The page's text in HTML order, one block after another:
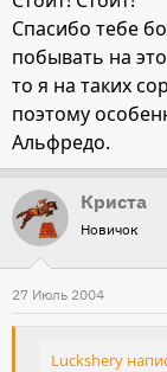
Спасибо тебе
побывать на
то я на таких
поэтому
Альфредо.
Криста
Новичок
27 Июль 2004
Luckshery